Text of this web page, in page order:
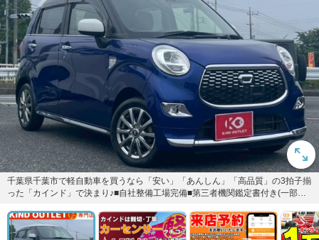
千葉県千葉市で軽自動車を買うなら「安い」「あんしん」「高品質」の3拍子揃
った「カインド」で決まり♪■自社整備工場完備■第三者機関鑑定書付き(一部を